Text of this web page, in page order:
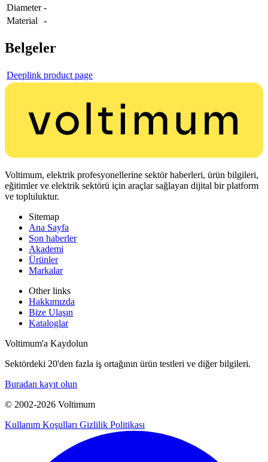
Diameter -
Material
-
Belgeler
Deeplink product page
Voltimum, elektrik profesyonellerine sektör haberleri, ürün bilgileri,
eğitimler ve elektrik sektörü için araçlar sağlayan dijital bir platform
ve topluluktur.
Sitemap
Ana Sayfa
Son haberler
Akademi
Ürünler
Markalar
Other links
Hakkımızda
Bize Ulaşın
Kataloglar
Voltimum'a Kaydolun
Sektördeki 20'den fazla iş ortağının ürün testleri ve diğer bilgileri.
Buradan kayıt olun
© 2002-2026 Voltimum
Kullanım Koşulları Gizlilik Politikası